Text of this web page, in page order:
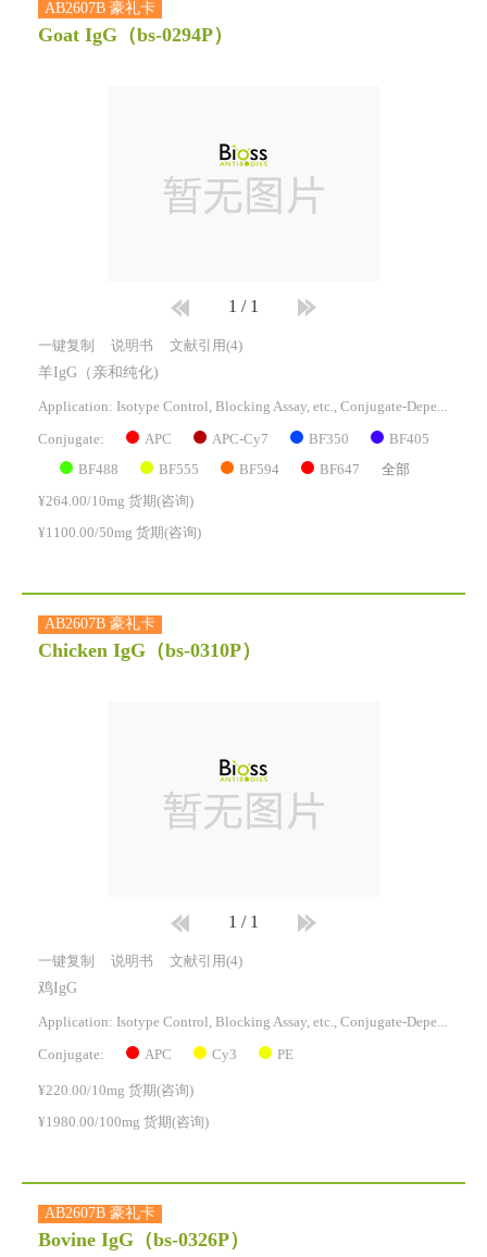
AB2607B 豪礼卡
Goat IgG （bs-0294P）
1 / 1
一键复制 说明书 文献引用(4)
羊IgG（亲和纯化)
Application: Isotype Control, Blocking Assay, etc., Conjugate-Dependent.
Conjugate: APC APC-Cy7 BF350 BF405
BF488 BF555 BF594 BF647 全部
¥264.00/10mg 货期(咨询)
¥1100.00/50mg 货期(咨询)
AB2607B 豪礼卡
Chicken IgG （bs-0310P）
1 / 1
一键复制 说明书 文献引用(4)
鸡IgG
Application: Isotype Control, Blocking Assay, etc., Conjugate-Dependent.
Conjugate: APC Cy3 PE
¥220.00/10mg 货期(咨询)
¥1980.00/100mg 货期(咨询)
AB2607B 豪礼卡
Bovine IgG （bs-0326P）